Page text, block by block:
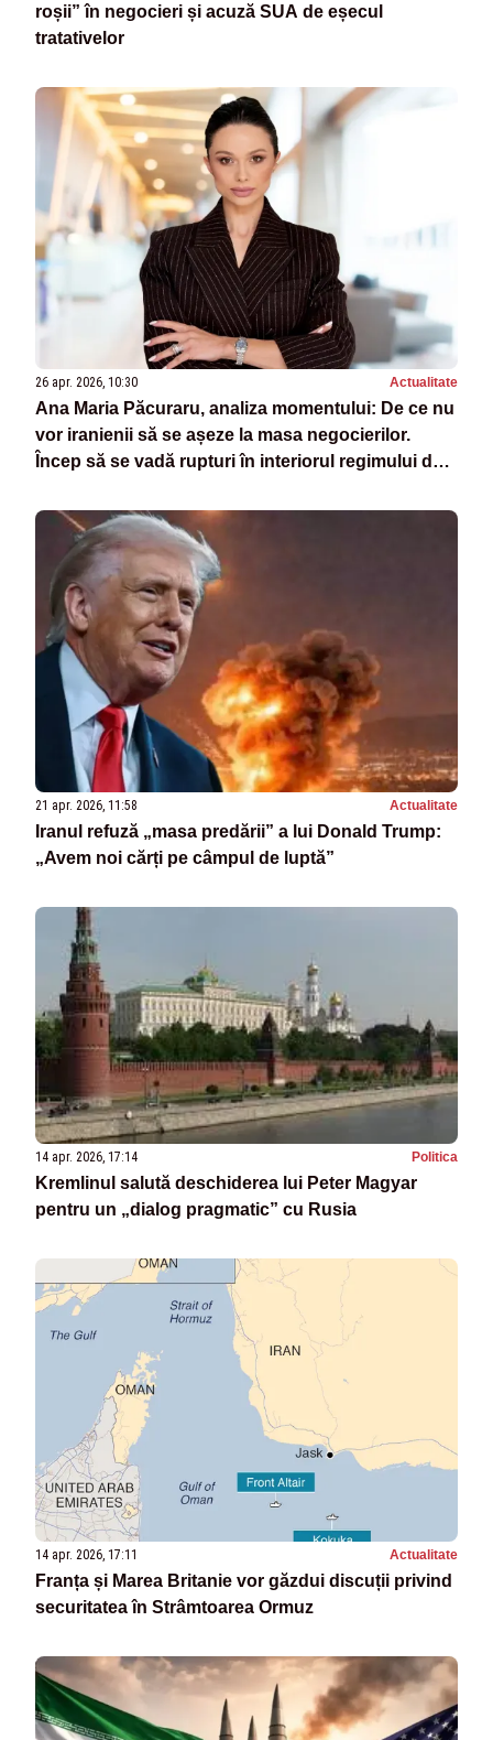
roșii” în negocieri și acuză SUA de eșecul
tratativelor
26 apr. 2026, 10:30 Actualitate
Ana Maria Păcuraru, analiza momentului: De ce nu
vor iranienii să se așeze la masa negocierilor.
Încep să se vadă rupturi în interiorul regimului de
21 apr. 2026, 11:58 Actualitate
Iranul refuză „masa predării” a lui Donald Trump:
„Avem noi cărți pe câmpul de luptă”
14 apr. 2026, 17:14 Politica
Kremlinul salută deschiderea lui Peter Magyar
pentru un „dialog pragmatic” cu Rusia
14 apr. 2026, 17:11 Actualitate
Franța și Marea Britanie vor găzdui discuții privind
securitatea în Strâmtoarea Ormuz